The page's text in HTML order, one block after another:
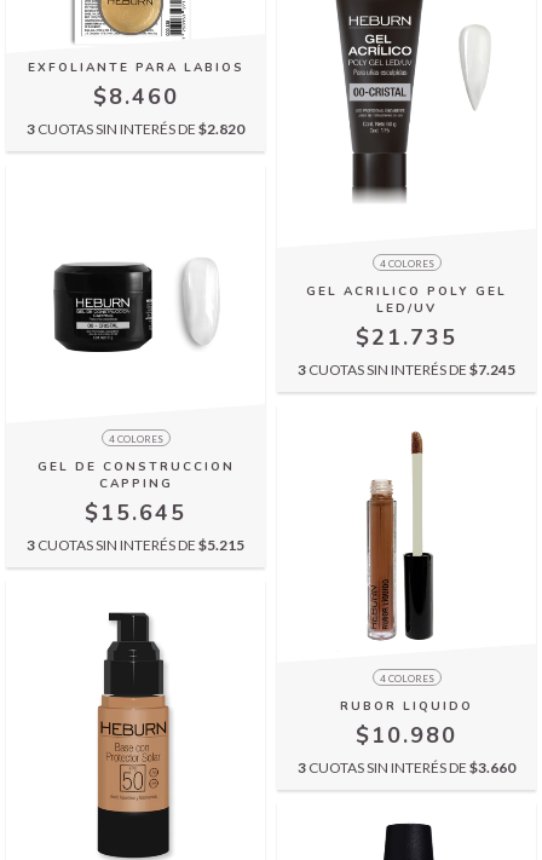
EXFOLIANTE PARA LABIOS
$8.460
3 CUOTAS SIN INTERÉS DE $2.820
4 COLORES
GEL ACRILICO POLY GEL
LED/UV
$21.735
3 CUOTAS SIN INTERÉS DE $7.245
4 COLORES
GEL DE CONSTRUCCION
CAPPING
$15.645
3 CUOTAS SIN INTERÉS DE $5.215
4 COLORES
RUBOR LIQUIDO
$10.980
3 CUOTAS SIN INTERÉS DE $3.660